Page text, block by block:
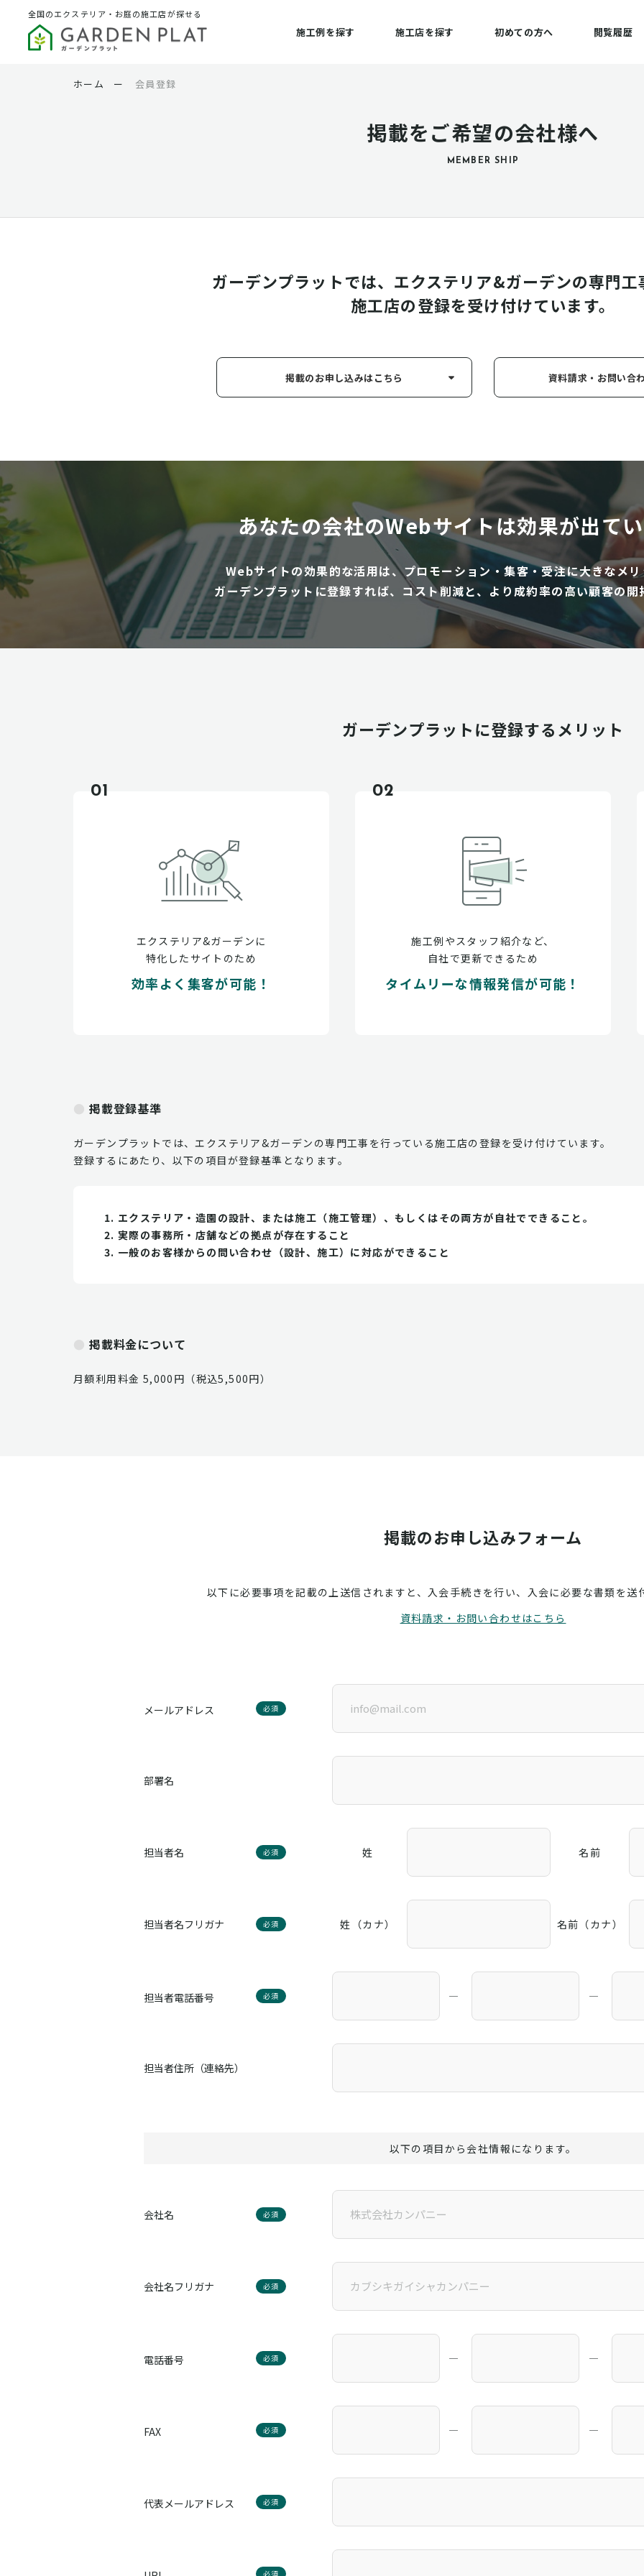
全国のエクステリア・お庭の施工店が探せる
施工例を探す 施工店を探す 初めての方へ 閲覧履歴
掲載をご希望の会社様へ
MEMBER SHIP
ホーム ー 会員登録
ガーデンプラットでは、エクステリア&ガーデンの専門工
施工店の登録を受け付けています。
掲載のお申し込みはこちら 資料請求・お問い合
あなたの会社のWebサイトは効果が出て
Webサイトの効果的な活用は、プロモーション・集客・受注に大きなメ
ガーデンプラットに登録すれば、コスト削減と、より成約率の高い顧客の開
ガーデンプラットに登録するメリット
01
エクステリア&ガーデンに
特化したサイトのため
効率よく集客が可能！
02
施工例やスタッフ紹介など、
自社で更新できるため
タイムリーな情報発信が可能！
掲載登録基準
ガーデンプラットでは、エクステリア&ガーデンの専門工事を行っている施工店の登録を受け付けています。
登録するにあたり、以下の項目が登録基準となります。
エクステリア・造園の設計、または施工（施工管理）、もしくはその両方が自社でできること。
実際の事務所・店舗などの拠点が存在すること
一般のお客様からの問い合わせ（設計、施工）に対応ができること
掲載料金について
月額利用料金 5,000円（税込5,500円）
掲載のお申し込みフォーム
以下に必要事項を記載の上送信されますと、入会手続きを行い、入会に必要な書類を送
資料請求・お問い合わせはこちら
メールアドレス 必須
部署名
担当者名 必須 姓 名前
担当者名フリガナ 必須 姓（カナ） 名前（カナ）
担当者電話番号 必須 ― ―
担当者住所（連絡先）
以下の項目から会社情報になります。
会社名 必須
会社名フリガナ 必須
電話番号 必須 ― ―
FAX 必須 ― ―
代表メールアドレス 必須
必須